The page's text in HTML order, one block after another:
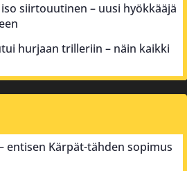
siirtouutinen – uusi hyökkääjä
hurjaan trilleriin – näin kaikki
entisen Kärpät-tähden sopimus